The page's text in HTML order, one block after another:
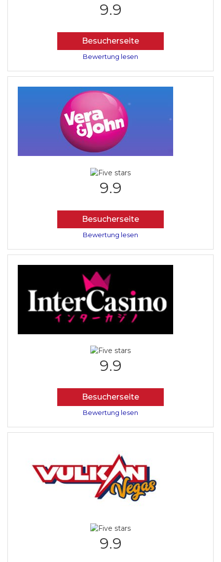
9.9
Besucherseite
Bewertung lesen
9.9
Besucherseite
Bewertung lesen
9.9
Besucherseite
Bewertung lesen
9.9